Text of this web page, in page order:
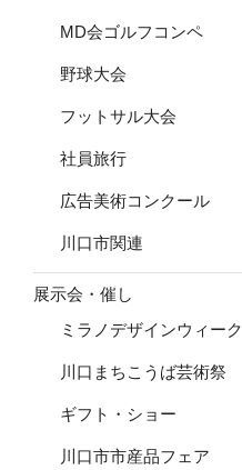
MD会ゴルフコンペ
野球大会
フットサル大会
社員旅行
広告美術コンクール
川口市関連
展示会・催し
ミラノデザインウィーク
川口まちこうば芸術祭
ギフト・ショー
川口市市産品フェア